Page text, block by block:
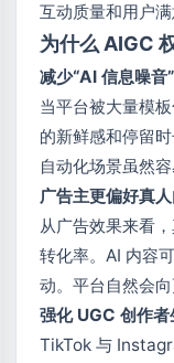
互动质量和用户满
为什么 AIGC
减少“AI 信息噪音”
当平台被大量模
的新鲜感和停留
自动化场景虽然
广告主更偏好真
从广告效果来看
转化率。AI 内容
动。平台自然会向
强化 UGC 创作者
TikTok 与